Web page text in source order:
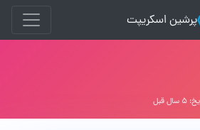
پرشین اسکریپت
قبل